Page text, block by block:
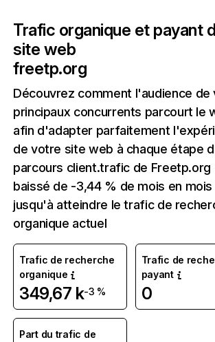
Trafic organique et payant
site web
freetp.org
Découvrez comment l'audience de
principaux concurrents parcourt le
afin d'adapter parfaitement
de votre site web à chaque étape
parcours client.trafic de Freetp.org
baissé de -3,44 % de mois en mois
jusqu'à atteindre le trafic de
organique actuel
Trafic de recherche
organique
349,67 k-3 %
Trafic de
payant
0
Part du trafic de